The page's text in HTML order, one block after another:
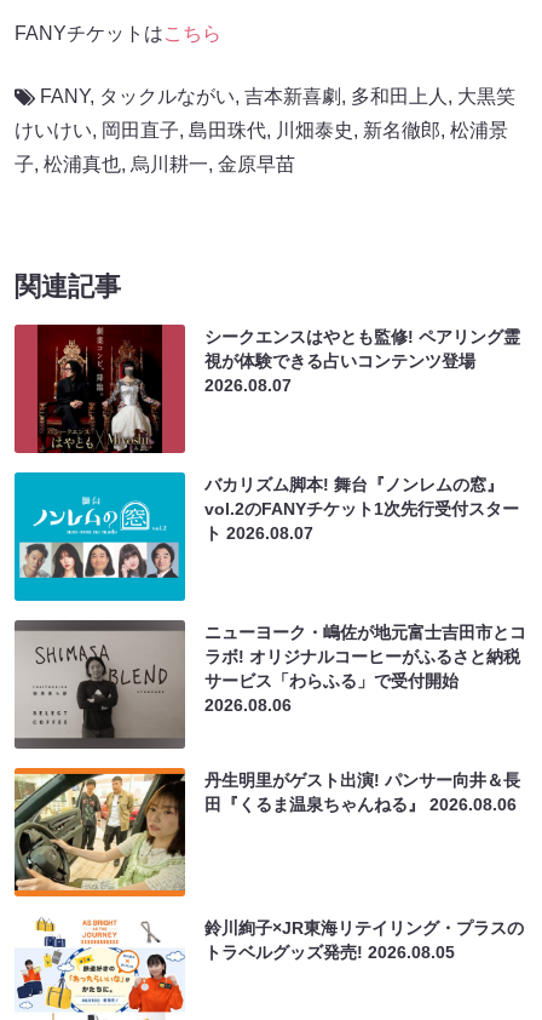
FANYチケットはこちら
FANY, タックルながい, 吉本新喜劇 , 多和田上人 , 大黒笑
けいけい, 岡田直子, 島田珠代, 川畑泰史, 新名徹郎, 松浦景
子, 松浦真也, 烏川耕一, 金原早苗
関連記事
シークエンスはやとも監修! ペアリング霊
視が体験できる占いコンテンツ登場
2026.08.07
バカリズム脚本! 舞台『ノンレムの窓』
vol.2のFANYチケット1次先行受付スター
ト2026.08.07
ニューヨーク・嶋佐が地元富士吉田市とコ
ラボ! オリジナルコーヒーがふるさと納税
サービス「わらふる」で受付開始
2026.08.06
丹生明里がゲスト出演! パンサー向井＆長
田『くるま温泉ちゃんねる』2026.08.06
鈴川絢子×JR東海リテイリング・プラスの
トラベルグッズ発売!2026.08.05